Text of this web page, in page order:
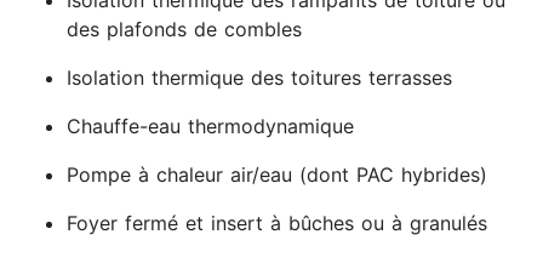
des plafonds de combles
Isolation thermique des toitures terrasses
Chauffe-eau thermodynamique
Pompe à chaleur air/eau (dont PAC hybrides)
Foyer fermé et insert à bûches ou à granulés